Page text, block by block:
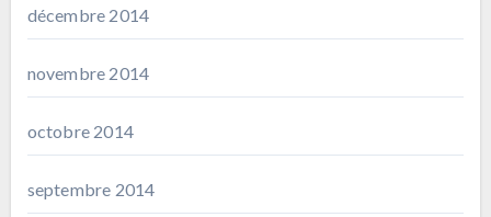
décembre 2014
novembre 2014
octobre 2014
septembre 2014